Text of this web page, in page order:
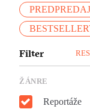
PREDPREDAJ
Filter
ŽÁNRE
Reportáže